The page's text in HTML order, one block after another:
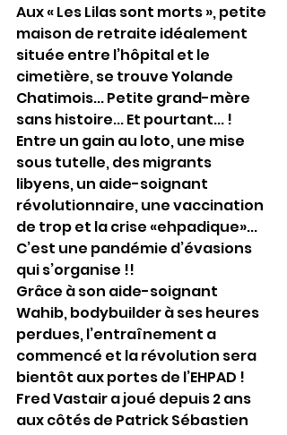
Aux « Les Lilas sont morts », petite
maison de retraite idéalement
située entre l’hôpital et le
cimetière, se trouve Yolande
Chatimois... Petite grand-mère
sans histoire... Et pourtant... !
Entre un gain au loto, une mise
sous tutelle, des migrants
libyens, un aide-soignant
révolutionnaire, une vaccination
de trop et la crise «ehpadique»...
C’est une pandémie d’évasions
qui s’organise !!
Grâce à son aide-soignant
Wahib, bodybuilder à ses heures
perdues, l’entraînement a
commencé et la révolution sera
bientôt aux portes de l’EHPAD !
Fred Vastair a joué depuis 2 ans
aux côtés de Patrick Sébastien